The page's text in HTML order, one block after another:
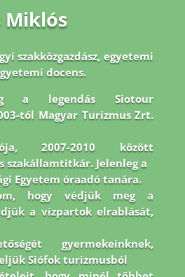
Miklós
szakközgazdász, egyetemi
docens.
a legendás Siotour
tól Magyar Turizmus Zrt.
2007-2010 között
Jelenleg a
Egyetem óraadó tanára.
hogy védjük meg a
a vízpartok elrablását,
gyermekeinknek,
Siófok turizmusból